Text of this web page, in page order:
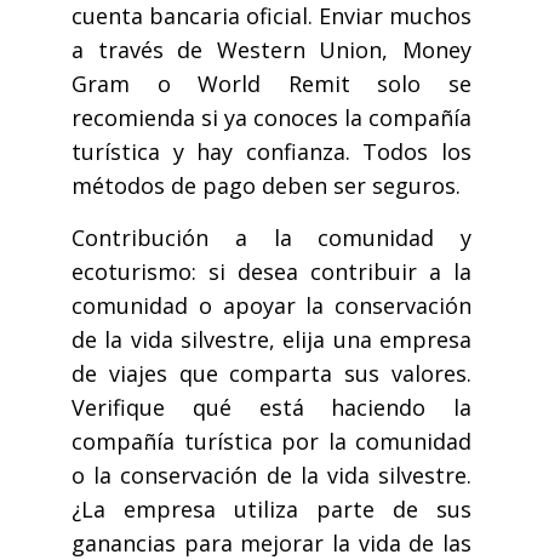
cuenta bancaria oficial. Enviar muchos
a través de Western Union, Money
Gram o World Remit solo se
recomienda si ya conoces la compañía
turística y hay confianza. Todos los
métodos de pago deben ser seguros.
Contribución a la comunidad y
ecoturismo: si desea contribuir a la
comunidad o apoyar la conservación
de la vida silvestre, elija una empresa
de viajes que comparta sus valores.
Verifique qué está haciendo la
compañía turística por la comunidad
o la conservación de la vida silvestre.
¿La empresa utiliza parte de sus
ganancias para mejorar la vida de las